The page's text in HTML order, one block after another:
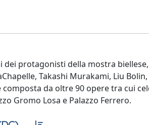
dei protagonisti della mostra
Takashi Murakami, Liu Bolin,
da oltre 90 opere tra cui
Gromo Losa e Palazzo Ferrero.